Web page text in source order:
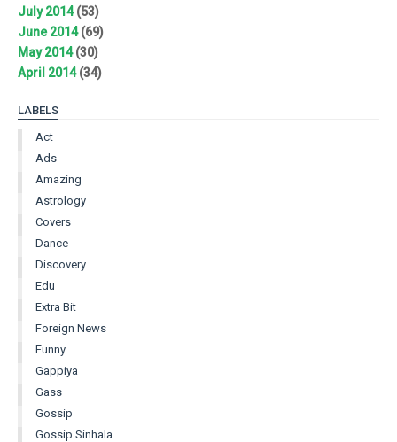
July 2014(53)
June 2014(69)
May 2014(30)
April 2014(34)
LABELS
Act
Ads
Amazing
Astrology
Covers
Dance
Discovery
Edu
Extra Bit
Foreign News
Funny
Gappiya
Gass
Gossip
Gossip Sinhala